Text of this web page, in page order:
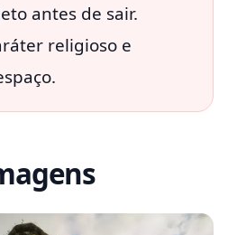
antes de sair.
religioso e